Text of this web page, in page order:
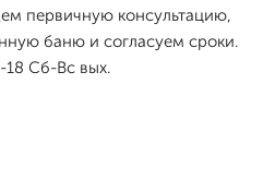
первичную консультацию,
баню и согласуем сроки.
Сб-Вс вых.